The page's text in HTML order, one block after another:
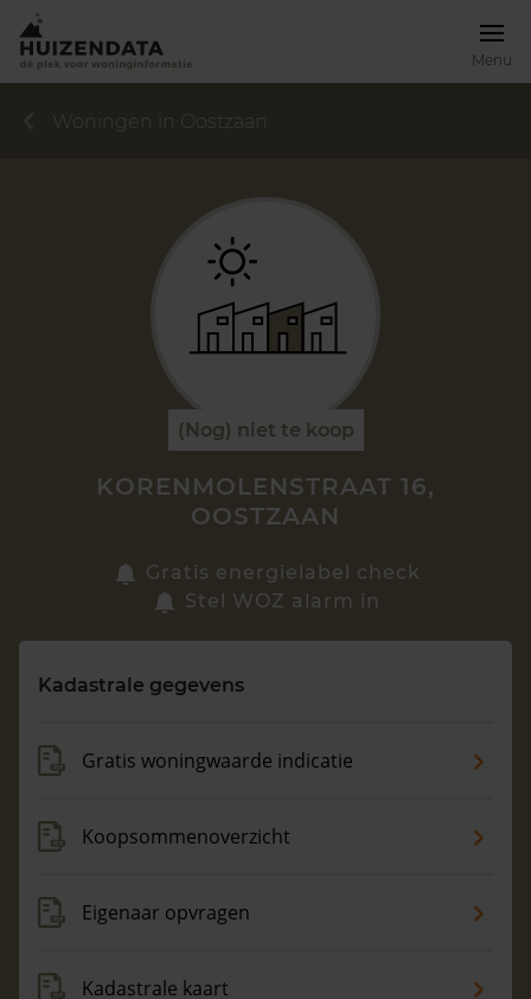
Menu
Vragen? Neem contact met ons op
088 220 4200
Woningen in Oostzaan
(Nog) niet te koop
KORENMOLENSTRAAT 16,
OOSTZAAN
Gratis energielabel check
Stel WOZ alarm in
Kadastrale gegevens
Gratis woningwaarde indicatie
Koopsommenoverzicht
Eigenaar opvragen
Kadastrale kaart